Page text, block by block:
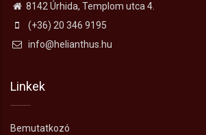
8142 Úrhida, Templom utca 4.
(+36) 20 346 9195
info@helianthus.hu
Linkek
Bemutatkozó